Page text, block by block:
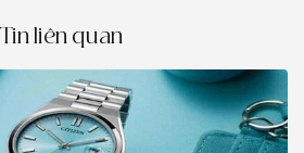
Tin liên quan